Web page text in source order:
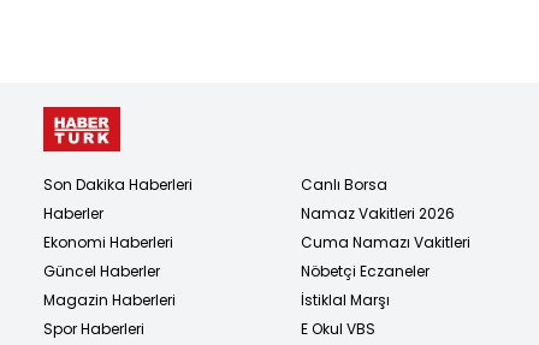
Son Dakika Haberleri
Haberler
Ekonomi Haberleri
Güncel Haberler
Magazin Haberleri
Spor Haberleri
Canlı Borsa
Namaz Vakitleri 2026
Cuma Namazı Vakitleri
Nöbetçi Eczaneler
İstiklal Marşı
E Okul VBS